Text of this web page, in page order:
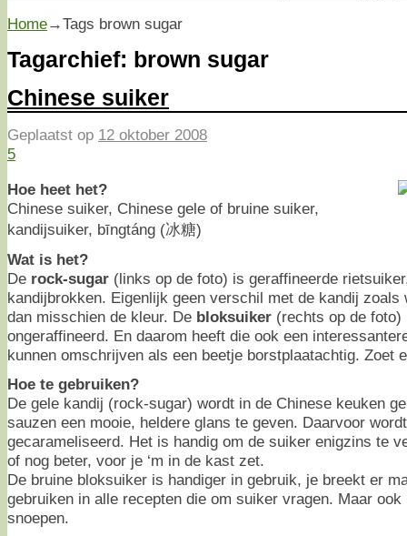
Home→Tags brown sugar
Tagarchief: brown sugar
Chinese suiker
Geplaatst op 12 oktober 2008
5
Hoe heet het?
Chinese suiker, Chinese gele of bruine suiker,
kandijsuiker, bīngtáng (冰糖)
Wat is het?
De rock-sugar (links op de foto) is geraffineerde
kandijbrokken. Eigenlijk geen verschil met de kandij zoals
dan misschien de kleur. De bloksuiker (rechts op de
ongeraffineerd. En daarom heeft die ook een
kunnen omschrijven als een beetje borstplaatachtig. Zoet
Hoe te gebruiken?
De gele kandij (rock-sugar) wordt in de Chinese keuken
sauzen een mooie, heldere glans te geven. Daarvoor
gecarameliseerd. Het is handig om de suiker enigzins te
of nog beter, voor je ‘m in de kast zet.
De bruine bloksuiker is handiger in gebruik, je breekt er
gebruiken in alle recepten die om suiker vragen. Maar
snoepen.